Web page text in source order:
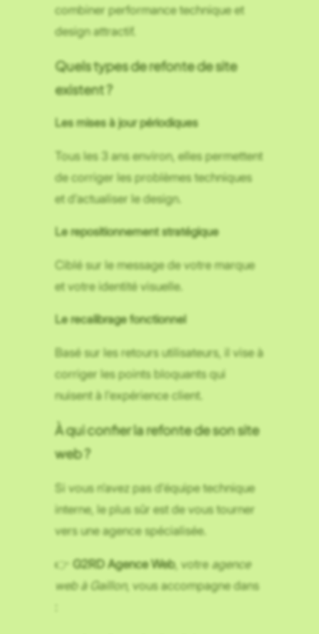
combiner performance technique et
design attractif.
Quels types de refonte de site
existent ?
Les mises à jour périodiques
Tous les 3 ans environ, elles permettent
de corriger les problèmes techniques
et d’actualiser le design.
Le repositionnement stratégique
Ciblé sur le message de votre marque
et votre identité visuelle.
Le recalibrage fonctionnel
Basé sur les retours utilisateurs, il vise à
corriger les points bloquants qui
nuisent à l’expérience client.
À qui confier la refonte de son site
web ?
Si vous n’avez pas d’équipe technique
interne, le plus sûr est de vous tourner
vers une agence spécialisée.
👉 G2RD Agence Web, votre agence
web à Gaillon, vous accompagne dans